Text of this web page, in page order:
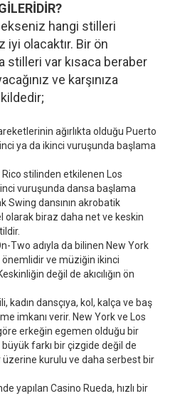
hangi stilleri
olacaktır. Bir ön
stilleri var kısaca beraber
ve karşınıza
ağırlıkta olduğu Puerto
ya da ikinci vuruşunda başlama
stilinden etkilenen Los
vuruşunda dansa başlama
Swing dansının akrobatik
olarak biraz daha net ve keskin
Two adıyla da bilinen New York
ve müziğin ikinci
değil de akıcılığın ön
kadın dansçıya, kol, kalça ve baş
imkanı verir. New York ve Los
erkeğin egemen olduğu bir
farkı bir çizgide değil de
kurulu ve daha serbest bir
yapılan Casino Rueda, hızlı bir